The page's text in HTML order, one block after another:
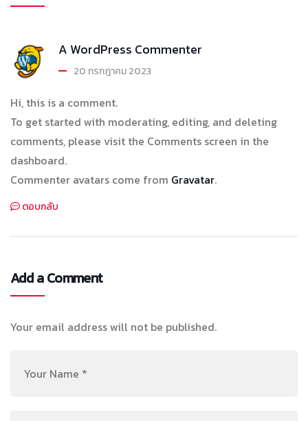
A WordPress Commenter
20 กรกฎาคม 2023
Hi, this is a comment.
To get started with moderating, editing, and deleting
comments, please visit the Comments screen in the
dashboard.
Commenter avatars come from Gravatar.
ตอบกลับ
Add a Comment
Your email address will not be published.